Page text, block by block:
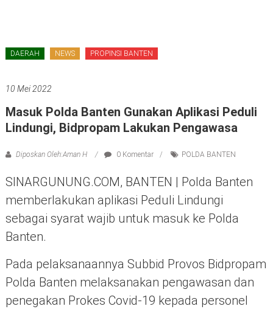
DAERAH NEWS PROPINSI BANTEN
10 Mei 2022
Masuk Polda Banten Gunakan Aplikasi Peduli
Lindungi, Bidpropam Lakukan Pengawasa
Diposkan Oleh:Aman H 0 Komentar POLDA BANTEN
SINARGUNUNG.COM, BANTEN | Polda Banten
memberlakukan aplikasi Peduli Lindungi
sebagai syarat wajib untuk masuk ke Polda
Banten.
Pada pelaksanaannya Subbid Provos Bidpropam
Polda Banten melaksanakan pengawasan dan
penegakan Prokes Covid-19 kepada personel